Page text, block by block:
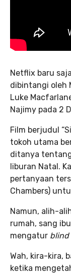
Netflix baru
dibintangi oleh
Luke
Najimy pada 2
Film berjudul
tokoh utama
ditanya
liburan Natal.
pertanyaan
Chambers)
Namun, alih-
rumah, sang
mengatur blind
Wah, kira-kira,
ketika